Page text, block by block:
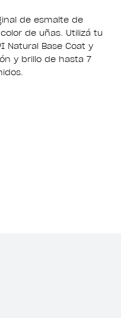
de esmalte de
de uñas. Utilizá tu
Natural Base Coat y
y brillo de hasta 7